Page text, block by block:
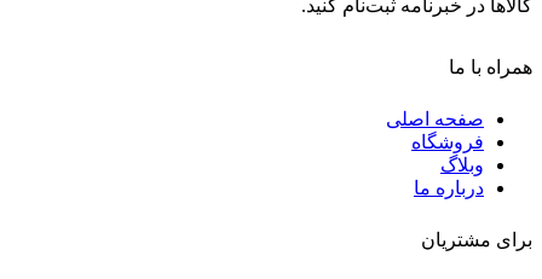
کالاها در خبرنامه ثبت‌نام کنید.
همراه با ما
صفحه اصلی
فروشگاه
وبلاگ
درباره ما
برای مشتریان